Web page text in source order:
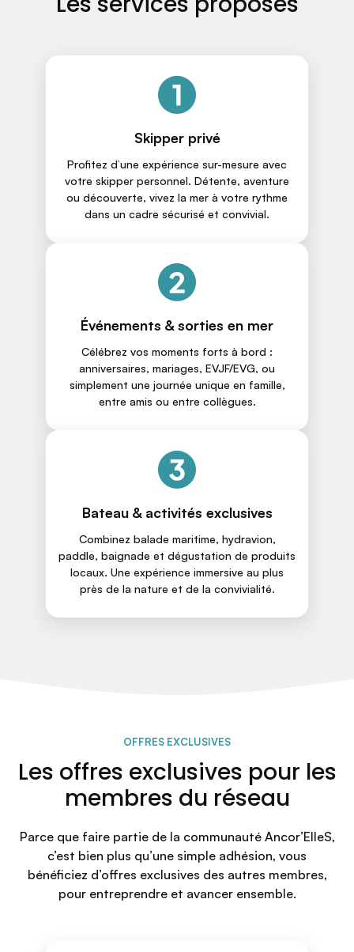
Skipper privé
Profitez d’une expérience sur-mesure avec
votre skipper personnel. Détente, aventure
ou découverte, vivez la mer à votre rythme
dans un cadre sécurisé et convivial.
Événements & sorties en mer
Célébrez vos moments forts à bord :
anniversaires, mariages, EVJF/EVG, ou
simplement une journée unique en famille,
entre amis ou entre collègues.
Bateau & activités exclusives
Combinez balade maritime, hydravion,
paddle, baignade et dégustation de produits
locaux. Une expérience immersive au plus
près de la nature et de la convivialité.
OFFRES EXCLUSIVES
Les offres exclusives pour les
membres du réseau
Parce que faire partie de la communauté Ancor’ElleS,
c’est bien plus qu’une simple adhésion, vous
bénéficiez d’offres exclusives des autres membres,
pour entreprendre et avancer ensemble.